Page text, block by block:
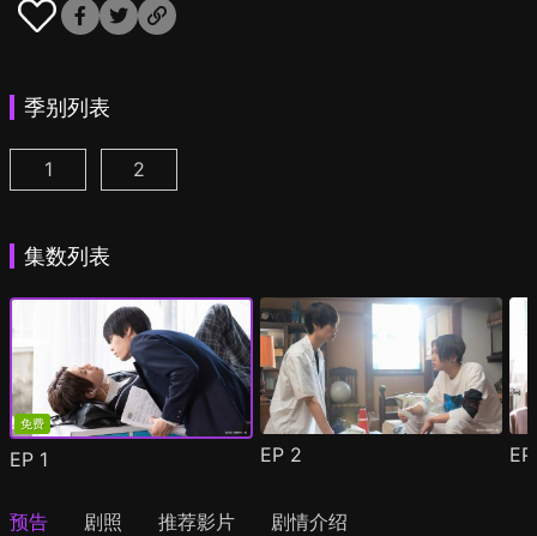
季别列表
美丽的他 第1季 第1集
1 美丽的他 第2季 第1集
2
集数列表
免费
EP 1 EP 2
预告 剧照 推荐影片 剧情介绍